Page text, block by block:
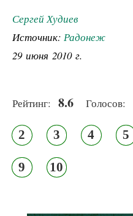
Сергей Худиев
Источник: Радонеж
29 июня 2010 г.
Рейтинг: 8.6 Голосов:
2 3 4 5
9 10